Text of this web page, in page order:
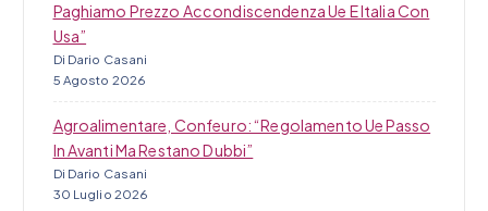
Paghiamo Prezzo Accondiscendenza Ue E Italia Con
Usa”
Di Dario Casani
5 Agosto 2026
Agroalimentare, Confeuro: “Regolamento Ue Passo
In Avanti Ma Restano Dubbi”
Di Dario Casani
30 Luglio 2026